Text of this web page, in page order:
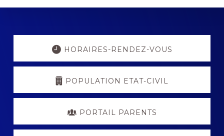
Explore
HORAIRES-RENDEZ-VOUS
POPULATION ETAT-CIVIL
PORTAIL PARENTS